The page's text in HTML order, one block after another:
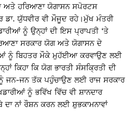
ਹਰਿਆਣਾ ਯੋਗਾਸਨ ਸਪੋਰਟਸ
ਯੁੱਧਵੀਰ ਵੀ ਮੌਜੂਦ ਰਹੇ।ਮੁੱਖ ਮੰਤਰੀ
ਨੂੰ ਉਨ੍ਹਾਂ ਦੀ ਇਸ ਪ੍ਰਾਪਤੀ ‘ਤੇ
ਸਰਕਾਰ ਯੋਗ ਅਤੇ ਯੋਗਾਸਨ ਦੇ
ਨੂੰ ਬਿਹਤਰ ਮੌਕੇ ਮੁਹੱਈਆ ਕਰਵਾਉਣ ਲਈ
ਕਿਹਾ ਕਿ ਯੋਗ ਭਾਰਤੀ ਸੰਸਕ੍ਰਿਤੀ ਦੀ
ਜਨ-ਜਨ ਤੱਕ ਪਹੁੰਚਾਉਣ ਲਈ ਰਾਜ ਸਰਕਾਰ
ਨੂੰ ਭਵਿੱਖ ਵਿੱਚ ਵੀ ਸ਼ਾਨਦਾਰ
ਨਾਂ ਰੌਸ਼ਨ ਕਰਨ ਲਈ ਸ਼ੁਭਕਾਮਨਾਵਾਂ